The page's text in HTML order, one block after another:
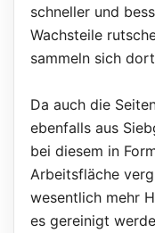
schneller und
Wachsteile
sammeln sich
Da auch die
ebenfalls aus
bei diesem in
Arbeitsfläche
wesentlich mehr
es gereinigt